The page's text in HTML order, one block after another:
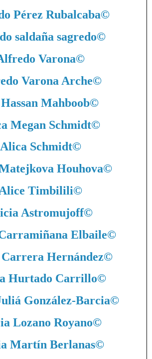
Pérez Rubalcaba©
saldaña sagredo©
Varona©
Varona Arche©
Mahboob©
Megan Schmidt©
Alica Schmidt©
Houhova©
Timbilili©
Astromujoff©
Elbaile©
Hernández©
Hurtado Carrillo©
González-Barcia©
Lozano Royano©
Martín Berlanas©